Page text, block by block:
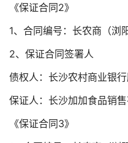
《保证合同2》
1、合同编号：长农商（浏
2、保证合同签署人
债权人：长沙农村商业银
保证人：长沙加加食品销
《保证合同3》